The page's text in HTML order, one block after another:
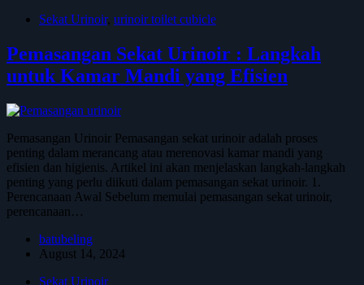
Sekat Urinoir, urinoir toilet cubicle
Pemasangan Sekat Urinoir : Langkah
untuk Kamar Mandi yang Efisien
Pemasangan Urinoir Pemasangan sekat urinoir adalah proses
penting dalam merancang atau merenovasi kamar mandi yang
efisien dan higienis. Artikel ini akan menjelaskan langkah-langkah
penting yang perlu diikuti dalam pemasangan sekat urinoir. 1.
Perencanaan Awal Sebelum memulai pemasangan sekat urinoir,
perencanaan…
batubeling
August 14, 2024
Sekat Urinoir